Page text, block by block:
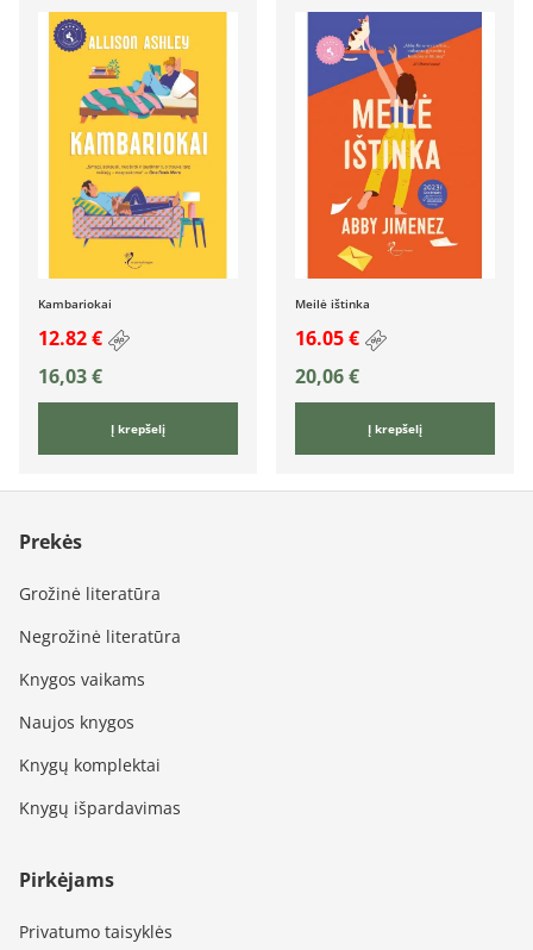
Kambariokai
12.82 €
16,03€
Į krepšelį
Meilė ištinka
16.05 €
20,06€
Į krepšelį
Prekės
Grožinė literatūra
Negrožinė literatūra
Knygos vaikams
Naujos knygos
Knygų komplektai
Knygų išpardavimas
Pirkėjams
Privatumo taisyklės